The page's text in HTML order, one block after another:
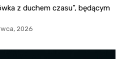
z duchem czasu”, będącym
2026